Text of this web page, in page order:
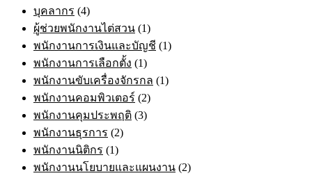
บุคลากร (4)
ผู้ช่วยพนักงานไต่สวน (1)
พนักงานการเงินและบัญชี (1)
พนักงานการเลือกตั้ง (1)
พนักงานขับเครื่องจักรกล (1)
พนักงานคอมพิวเตอร์ (2)
พนักงานคุมประพฤติ (3)
พนักงานธุรการ (2)
พนักงานนิติกร (1)
พนักงานนโยบายและแผนงาน (2)